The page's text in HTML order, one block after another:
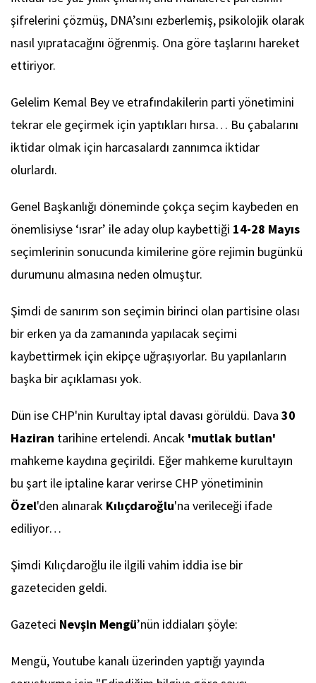
şifrelerini çözmüş, DNA’sını ezberlemiş, psikolojik olarak
nasıl yıpratacağını öğrenmiş. Ona göre taşlarını hareket
ettiriyor.
Gelelim Kemal Bey ve etrafındakilerin parti yönetimini
tekrar ele geçirmek için yaptıkları hırsa… Bu çabalarını
iktidar olmak için harcasalardı zannımca iktidar
olurlardı.
Genel Başkanlığı döneminde çokça seçim kaybeden en
önemlisiyse ‘ısrar’ ile aday olup kaybettiği 14-28 Mayıs
seçimlerinin sonucunda kimilerine göre rejimin bugünkü
durumunu almasına neden olmuştur.
Şimdi de sanırım son seçimin birinci olan partisine olası
bir erken ya da zamanında yapılacak seçimi
kaybettirmek için ekipçe uğraşıyorlar. Bu yapılanların
başka bir açıklaması yok.
Dün ise CHP'nin Kurultay iptal davası görüldü. Dava 30
Haziran tarihine ertelendi. Ancak 'mutlak butlan'
mahkeme kaydına geçirildi. Eğer mahkeme kurultayın
bu şart ile iptaline karar verirse CHP yönetiminin
Özel'den alınarak Kılıçdaroğlu'na verileceği ifade
ediliyor…
Şimdi Kılıçdaroğlu ile ilgili vahim iddia ise bir
gazeteciden geldi.
Gazeteci Nevşin Mengü’nün iddiaları şöyle:
Mengü, Youtube kanalı üzerinden yaptığı yayında